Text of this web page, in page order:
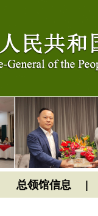
总领馆信息